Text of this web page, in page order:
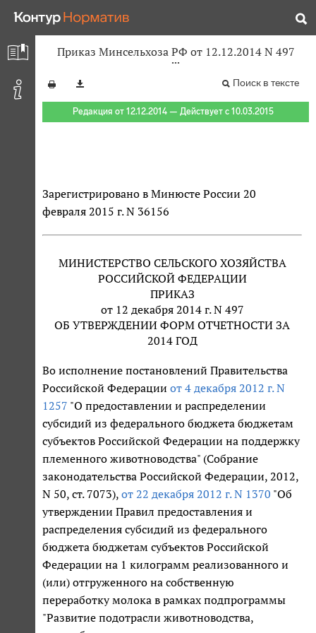
Приказ Минсельхоза РФ от 12.12.2014 N 497
Поиск в тексте
Редакция от 12.12.2014 — Действует с 10.03.2015
Зарегистрировано в Минюсте России 20
февраля 2015 г. N 36156
МИНИСТЕРСТВО СЕЛЬСКОГО ХОЗЯЙСТВА
РОССИЙСКОЙ ФЕДЕРАЦИИ
ПРИКАЗ
от 12 декабря 2014 г. N 497
ОБ УТВЕРЖДЕНИИ ФОРМ ОТЧЕТНОСТИ ЗА
2014 ГОД
Во исполнение постановлений Правительства
Российской Федерации от 4 декабря 2012 г. N
1257 "О предоставлении и распределении
субсидий из федерального бюджета бюджетам
субъектов Российской Федерации на поддержку
племенного животноводства" (Собрание
законодательства Российской Федерации, 2012,
N 50, ст. 7073), от 22 декабря 2012 г. N 1370 "Об
утверждении Правил предоставления и
распределения субсидий из федерального
бюджета бюджетам субъектов Российской
Федерации на 1 килограмм реализованного и
(или) отгруженного на собственную
переработку молока в рамках подпрограммы
"Развитие подотрасли животноводства,